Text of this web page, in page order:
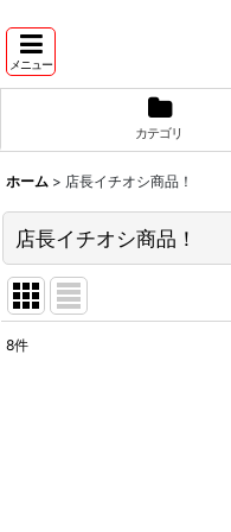
メニュー
カテゴリ
ホーム > 店長イチオシ商品！
店長イチオシ商品！
8件